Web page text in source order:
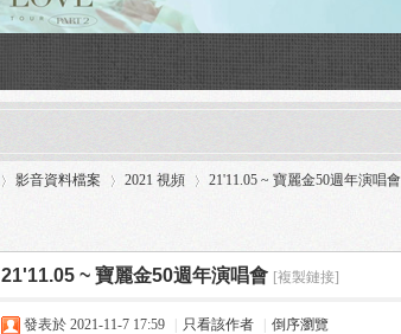
影音資料檔案
›
2021 視頻
›
21'11.05 ~ 寶麗金50週年演唱會
21'11.05 ~ 寶麗金50週年演唱會 [複製鏈接]
發表於 2021-11-7 17:59 只看該作者 倒序瀏覽